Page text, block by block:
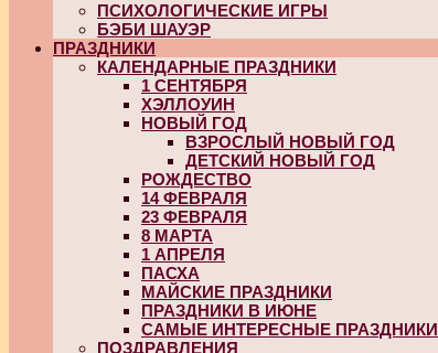
ПСИХОЛОГИЧЕСКИЕ ИГРЫ
БЭБИ ШАУЭР
ПРАЗДНИКИ
КАЛЕНДАРНЫЕ ПРАЗДНИКИ
1 СЕНТЯБРЯ
ХЭЛЛОУИН
НОВЫЙ ГОД
ВЗРОСЛЫЙ НОВЫЙ ГОД
ДЕТСКИЙ НОВЫЙ ГОД
РОЖДЕСТВО
14 ФЕВРАЛЯ
23 ФЕВРАЛЯ
8 МАРТА
1 АПРЕЛЯ
ПАСХА
МАЙСКИЕ ПРАЗДНИКИ
ПРАЗДНИКИ В ИЮНЕ
САМЫЕ ИНТЕРЕСНЫЕ ПРАЗДНИКИ
ПОЗДРАВЛЕНИЯ